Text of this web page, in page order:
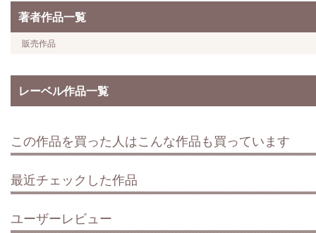
著者作品一覧
販売作品
レーベル作品一覧
この作品を買った人はこんな作品も買っています
最近チェックした作品
ユーザーレビュー